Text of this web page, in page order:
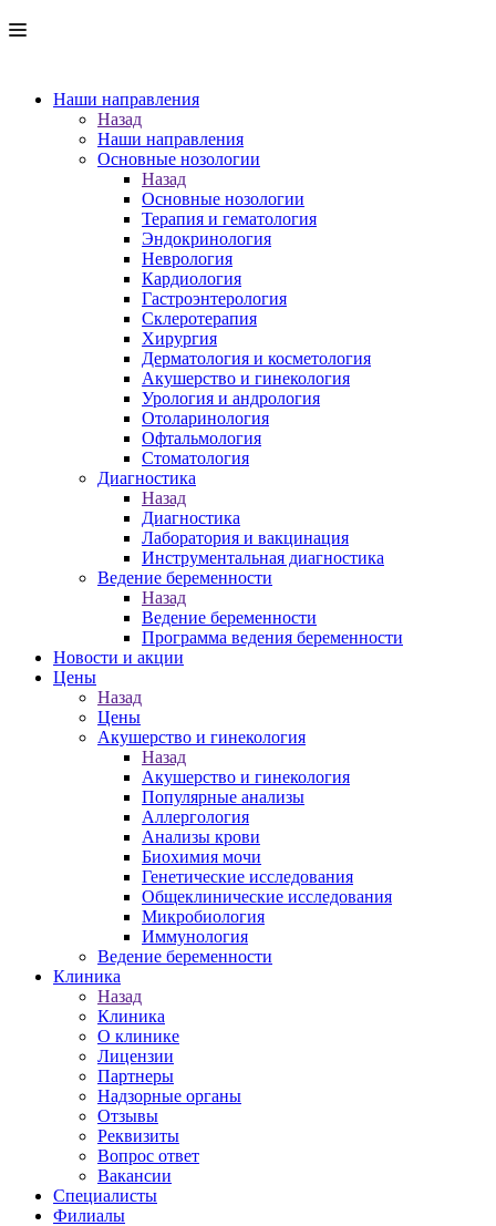
Наши направления
Назад
Наши направления
Основные нозологии
Назад
Основные нозологии
Терапия и гематология
Эндокринология
Неврология
Кардиология
Гастроэнтерология
Склеротерапия
Хирургия
Дерматология и косметология
Акушерство и гинекология
Урология и андрология
Отоларинология
Офтальмология
Стоматология
Диагностика
Назад
Диагностика
Лаборатория и вакцинация
Инструментальная диагностика
Ведение беременности
Назад
Ведение беременности
Программа ведения беременности
Новости и акции
Цены
Назад
Цены
Акушерство и гинекология
Назад
Акушерство и гинекология
Популярные анализы
Аллергология
Анализы крови
Биохимия мочи
Генетические исследования
Общеклинические исследования
Микробиология
Иммунология
Ведение беременности
Клиника
Назад
Клиника
О клинике
Лицензии
Партнеры
Надзорные органы
Отзывы
Реквизиты
Вопрос ответ
Вакансии
Специалисты
Филиалы